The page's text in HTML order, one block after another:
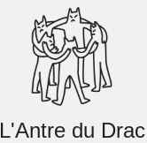
L'Antre du Drac